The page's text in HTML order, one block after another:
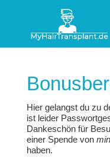
Hier gelangst du zu
ist leider
Dankeschön für
einer Spende von
haben.